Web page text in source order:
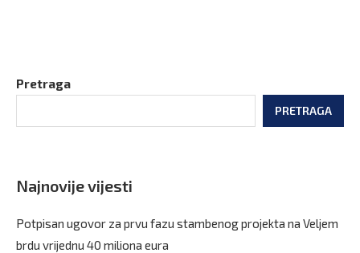
Pretraga
PRETRAGA
Najnovije vijesti
Potpisan ugovor za prvu fazu stambenog projekta na Veljem
brdu vrijednu 40 miliona eura